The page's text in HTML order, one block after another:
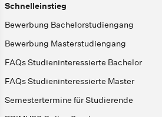
Schnelleinstieg
Bewerbung Bachelorstudiengang
Bewerbung Masterstudiengang
FAQs Studieninteressierte Bachelor
FAQs Studieninteressierte Master
Semestertermine für Studierende